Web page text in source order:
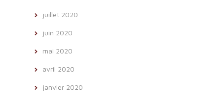
juillet 2020
juin 2020
mai 2020
avril 2020
janvier 2020